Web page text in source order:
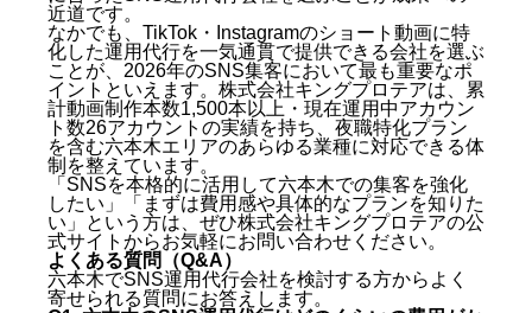
近道です。
なかでも、TikTok・Instagramのショート動画に特
化した運用代行を一気通貫で提供できる会社を選ぶ
ことが、2026年のSNS集客において最も重要なポ
イントといえます。株式会社キングプロテアは、累
計動画制作本数1,500本以上・現在運用中アカウン
ト数26アカウントの実績を持ち、夜職特化プラン
を含む六本木エリアのあらゆる業種に対応できる体
制を整えています。
「SNSを本格的に活用して六本木での集客を強化
したい」「まずは費用感や具体的なプランを知りた
い」という方は、ぜひ株式会社キングプロテアの公
式サイトからお気軽にお問い合わせください。
よくある質問（Q&A）
六本木でSNS運用代行会社を検討する方からよく
寄せられる質問にお答えします。